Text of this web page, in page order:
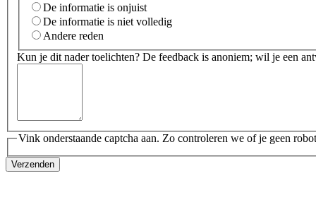
De informatie is onjuist
De informatie is niet volledig
Andere reden
Kun je dit nader toelichten? De feedback is anoniem; wil je een
Vink onderstaande captcha aan. Zo controleren we of je geen
Verzenden